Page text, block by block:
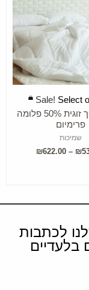
Sale! Select
שמיכת פוך זוגית 50% פלומה
פרימיום
שמיכות
₪
–
₪622.00
SELECT
לכתבות
בלעדיים